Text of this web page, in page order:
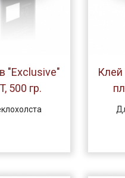
"Exclusive"
500 гр.
Клей